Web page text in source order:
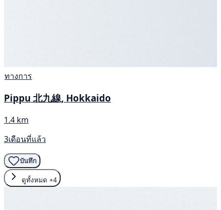
ทางการ
Pippu 北九線, Hokkaido
1.4 km
3เดือนที่แล้ว
บันทึก
ดูทั้งหมด +4